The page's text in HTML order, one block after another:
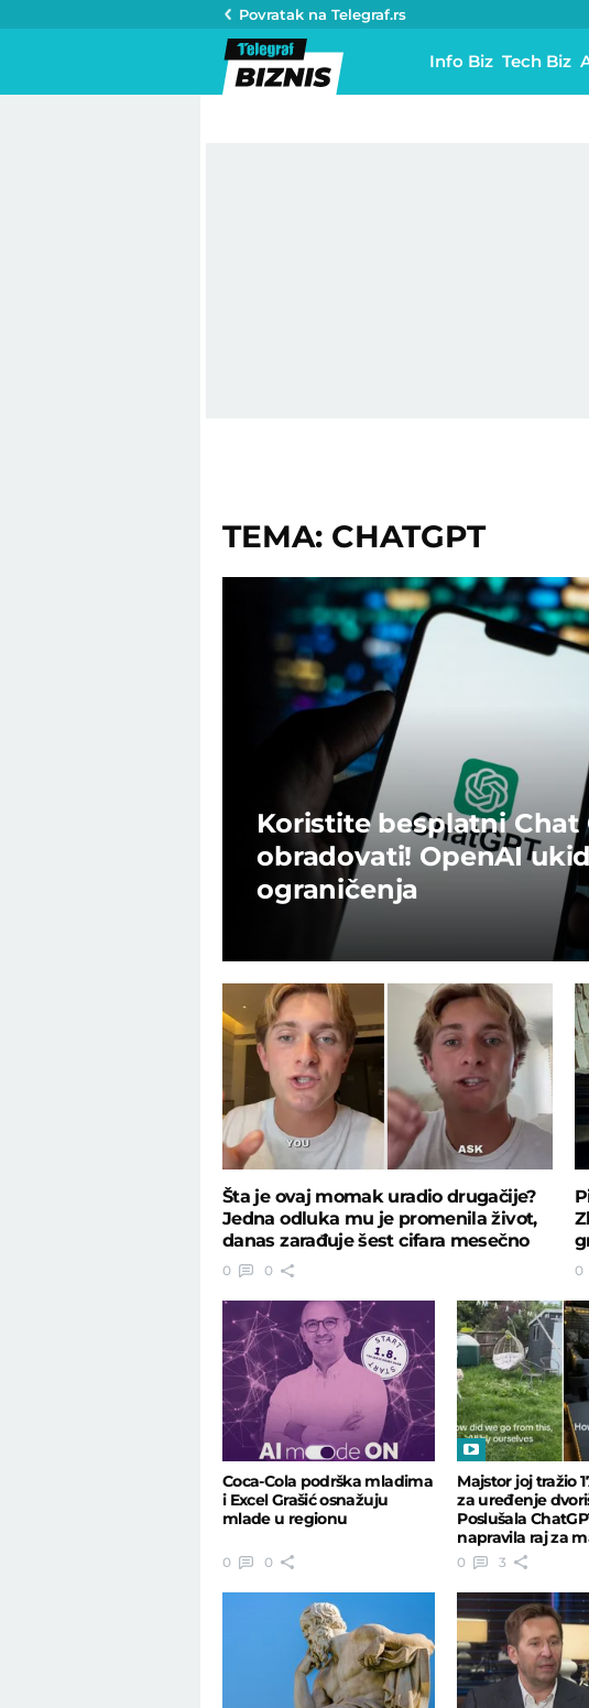
Povratak na Telegraf.rs
Info Biz Tech Biz
TEMA: CHATGPT
Koristite besplatni Chat
obradovati! OpenAI
ograničenja
Šta je ovaj momak uradio drugačije?
Jedna odluka mu je promenila život,
danas zarađuje šest cifara mesečno
0 0 0
Coca-Cola podrška mladima
i Excel Grašić osnažuju
mlade u regionu
0 0
Majstor joj tražio
za uređenje
Poslušala
napravila raj za
600 €
0 3